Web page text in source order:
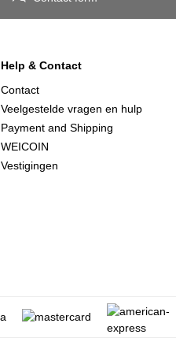
Help & Contact
Contact
Veelgestelde vragen en hulp
Payment and Shipping
WEICOIN
Vestigingen